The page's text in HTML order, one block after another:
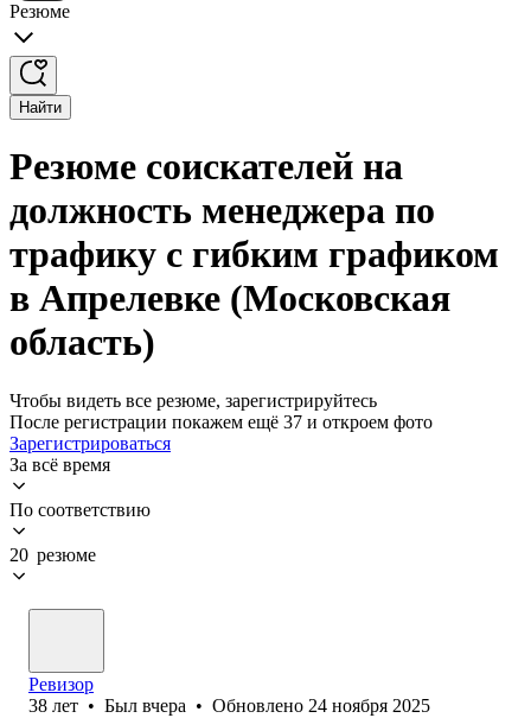
Резюме
Найти
Резюме соискателей на
должность менеджера по
трафику с гибким графиком
в Апрелевке (Московская
область)
Чтобы видеть все резюме, зарегистрируйтесь
После регистрации покажем ещё 37 и откроем фото
Зарегистрироваться
За всё время
По соответствию
20 резюме
Ревизор
38 лет • Был вчера • Обновлено 24 ноября 2025